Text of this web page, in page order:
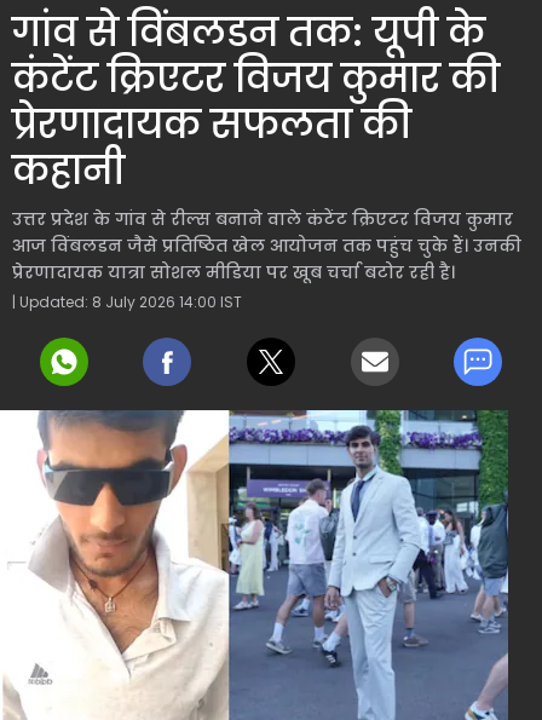
गांव से विंबलडन तक: यूपी के
कंटेंट क्रिएटर विजय कुमार की
प्रेरणादायक सफलता की
कहानी
उत्तर प्रदेश के गांव से रील्स बनाने वाले कंटेंट क्रिएटर विजय कुमार
आज विंबलडन जैसे प्रतिष्ठित खेल आयोजन तक पहुंच चुके हैं। उनकी
प्रेरणादायक यात्रा सोशल मीडिया पर खूब चर्चा बटोर रही है।
| Updated: 8 July 2026 14:00 IST